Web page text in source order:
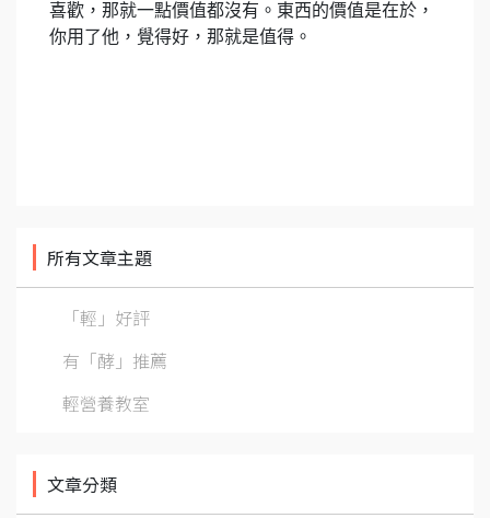
喜歡，那就一點價值都沒有。東西的價值是在於，
你用了他，覺得好，那就是值得。
所有文章主題
「輕」好評
有「酵」推薦
輕營養教室
文章分類